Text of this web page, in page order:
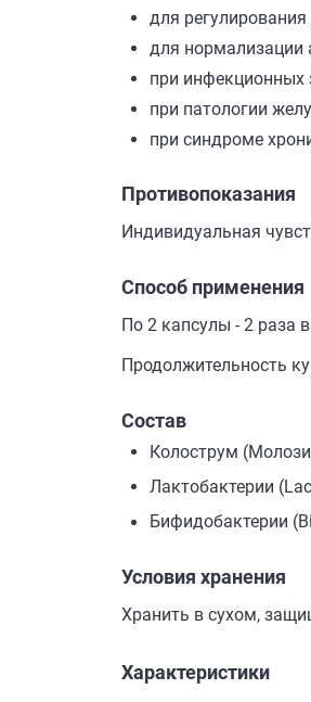
для
для нормализации
при инфекционных
при патологии
при синдроме
Противопоказания
Индивидуальная
Способ применения
По 2 капсулы - 2 раза
Продолжительность
Состав
Колострум
Лактобактерии
Бифидобактерии
Условия хранения
Хранить в сухом,
Характеристики